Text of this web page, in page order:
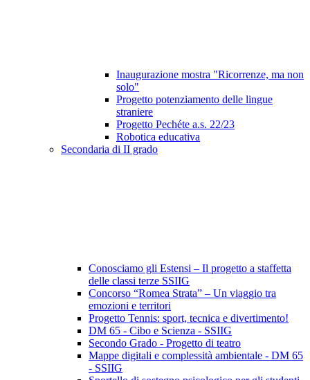
Inaugurazione mostra "Ricorrenze, ma non
solo"
Progetto potenziamento delle lingue
straniere
Progetto Pechéte a.s. 22/23
Robotica educativa
Secondaria di II grado
Conosciamo gli Estensi – Il progetto a staffetta
delle classi terze SSIIG
Concorso “Romea Strata” – Un viaggio tra
emozioni e territori
Progetto Tennis: sport, tecnica e divertimento!
DM 65 - Cibo e Scienza - SSIIG
Secondo Grado - Progetto di teatro
Mappe digitali e complessità ambientale - DM 65
- SSIIG